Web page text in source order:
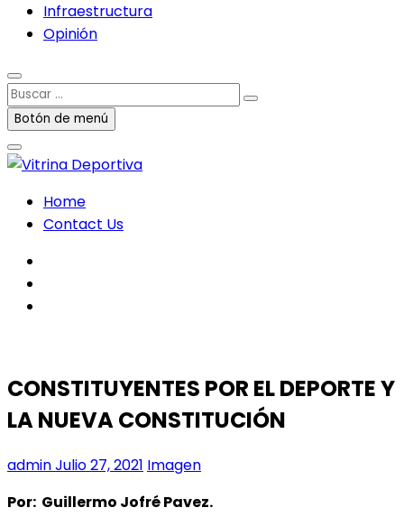
Infraestructura
Opinión
Buscar
…Botón de menú
Home
Contact Us
CONSTITUYENTES POR EL DEPORTE Y
LA NUEVA CONSTITUCIÓN
adminJulio 27, 2021 Imagen
Por: Guillermo Jofré Pavez.